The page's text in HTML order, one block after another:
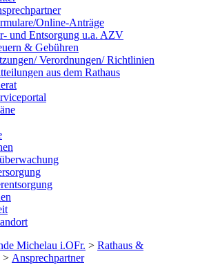
Online-Anträge
und Entsorgung u.a. AZV
& Gebühren
Verordnungen/ Richtlinien
aus dem Rathaus
Michelau i.OFr. > Rathaus &
> Ansprechpartner